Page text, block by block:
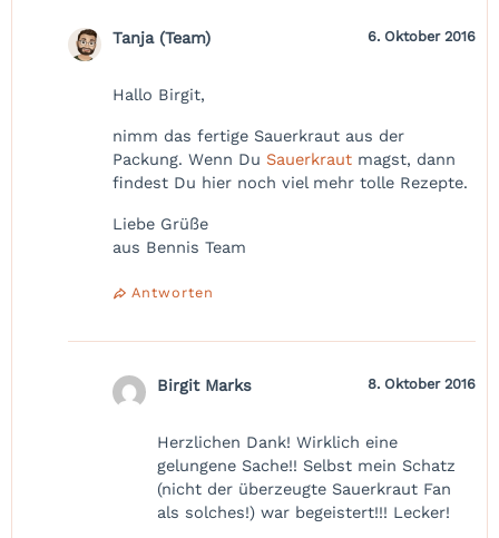
Tanja (Team) 6. Oktober 2016
Hallo Birgit,
nimm das fertige Sauerkraut aus der
Packung. Wenn Du Sauerkraut magst, dann
findest Du hier noch viel mehr tolle Rezepte.
Liebe Grüße
aus Bennis Team
Antworten
Birgit Marks 8. Oktober 2016
Herzlichen Dank! Wirklich eine
gelungene Sache!! Selbst mein Schatz
(nicht der überzeugte Sauerkraut Fan
als solches!) war begeistert!!! Lecker!